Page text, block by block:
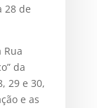
28 de
Rua
da
29 e 30,
e as